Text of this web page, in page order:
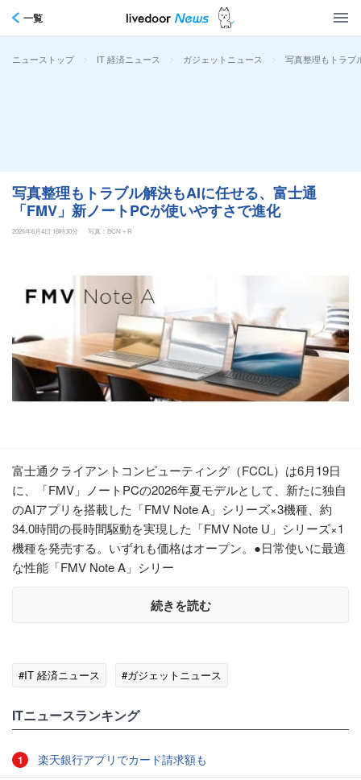
一覧
ニューストップ > IT 経済ニュース > ガジェットニュース > 写真整理もトラブ
写真整理もトラブル解決もAIに任せる、富士通
「FMV」新ノートPCが使いやすさで進化
2026年6月4日 16時30分 写真：BCN＋R
富士通クライアントコンピューティング（FCCL）は6月19日
に、「FMV」ノートPCの2026年夏モデルとして、新たに独自
のAIアプリを搭載した「FMV Note A」シリーズ×3機種、約
34.0時間の長時間駆動を実現した「FMV Note U」シリーズ×1
機種を発売する。いずれも価格はオープン。●日常使いに最適
な性能「FMV Note A」シリー
続きを読む
#IT 経済ニュース #ガジェットニュース
ITニュースランキング
1 楽天銀行アプリでカード請求額も